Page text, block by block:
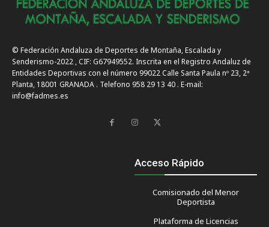
© Federación Andaluza de Deportes de Montaña, Escalada y
Senderismo-2022 , CIF: G67949552. Inscrita en el Registro Andaluz de
Entidades Deportivas con el número 99022 Calle Santa Paula nº 23, 2ª
Planta, 18001 GRANADA . Telefono 958 29 13 40 . E-mail:
info@fadmes.es
Acceso Rápido
Comisionado del Menor
Deportista
Plataforma de Licencias